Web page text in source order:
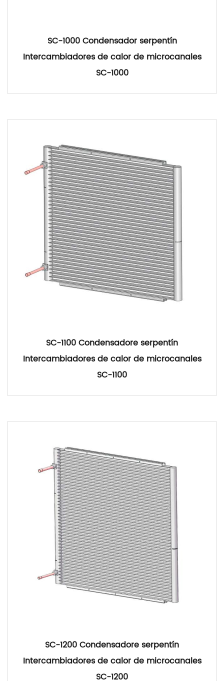
SC-1000 Condensador serpentín
Intercambiadores de calor de microcanales
SC-1000
SC-1100 Condensadore serpentín
Intercambiadores de calor de microcanales
SC-1100
SC-1200 Condensadore serpentín
Intercambiadores de calor de microcanales
SC-1200